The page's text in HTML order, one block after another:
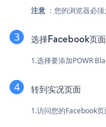
注意 ：您的浏览器必须
选择Facebook页面
1.选择要添加POWR
转到实况页面
1.访问您的Facebook